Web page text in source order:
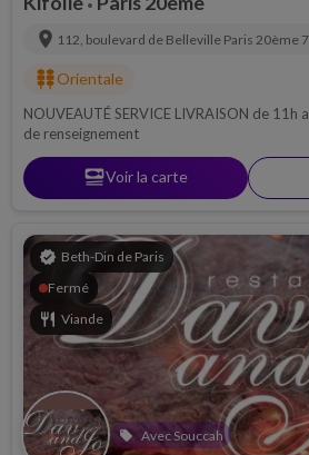
•
location_on 112, boulevard de Belleville Paris 20ème
kebab_diningOrientale
NOUVEAUTÉ SERVICE LIVRAISON de
de renseignement
set_mealVoir la carte
verified Beth-Din de Paris
Fermé
restaurant Viande
local_offer Avec Souccah